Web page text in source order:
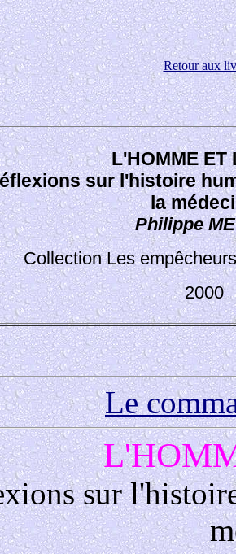
Retour aux
L'HOMME ET
sur l'histoire
la
Philippe
Collection Les
2000
Le
sur